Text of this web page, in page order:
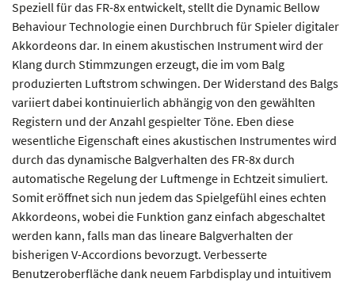
Speziell für das FR-8x entwickelt, stellt die Dynamic Bellow
Behaviour Technologie einen Durchbruch für Spieler digitaler
Akkordeons dar. In einem akustischen Instrument wird der
Klang durch Stimmzungen erzeugt, die im vom Balg
produzierten Luftstrom schwingen. Der Widerstand des Balgs
variiert dabei kontinuierlich abhängig von den gewählten
Registern und der Anzahl gespielter Töne. Eben diese
wesentliche Eigenschaft eines akustischen Instrumentes wird
durch das dynamische Balgverhalten des FR-8x durch
automatische Regelung der Luftmenge in Echtzeit simuliert.
Somit eröffnet sich nun jedem das Spielgefühl eines echten
Akkordeons, wobei die Funktion ganz einfach abgeschaltet
werden kann, falls man das lineare Balgverhalten der
bisherigen V-Accordions bevorzugt. Verbesserte
Benutzeroberfläche dank neuem Farbdisplay und intuitivem